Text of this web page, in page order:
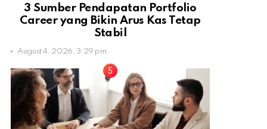
3 Sumber Pendapatan Portfolio
Career yang Bikin Arus Kas Tetap
Stabil
August 4, 2026, 3:29 pm